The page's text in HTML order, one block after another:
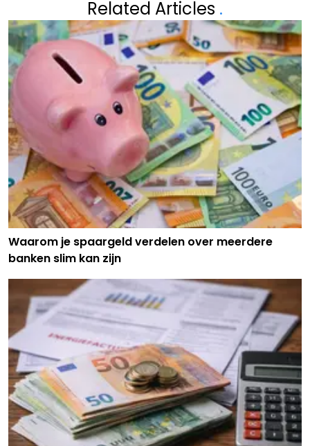
Related Articles .
Waarom je spaargeld verdelen over meerdere
banken slim kan zijn